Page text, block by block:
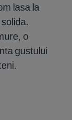
lasa la
o
gustului